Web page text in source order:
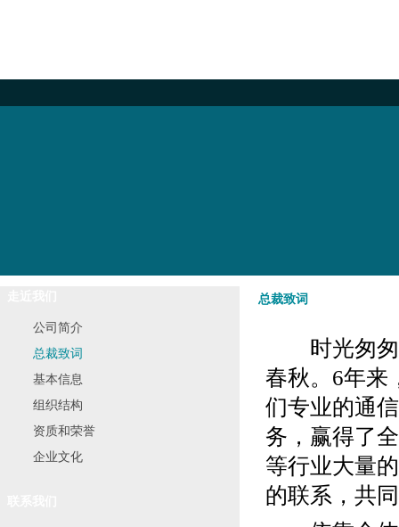
公司简介
总裁致词
基本信息
组织结构
资质和荣誉
企业文化
总裁致词
时光匆匆
春秋。6年来
们专业的通
务，赢得了
等行业大量
的联系，共